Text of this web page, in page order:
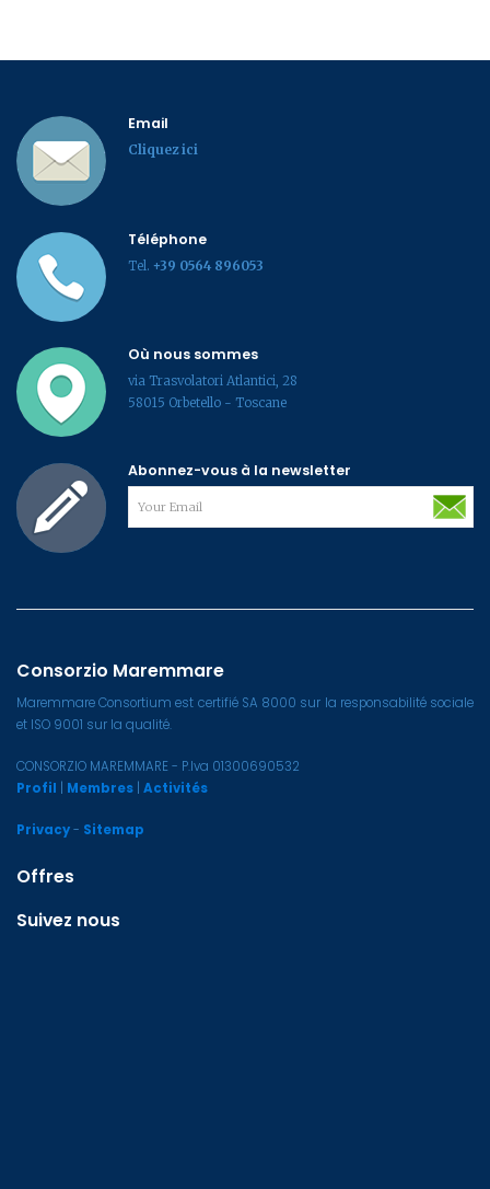
Email
Cliquez ici
Téléphone
Tel. +39 0564 896053
Où nous sommes
via Trasvolatori Atlantici, 28
58015 Orbetello - Toscane
Abonnez-vous à la newsletter
Consorzio Maremmare
Maremmare Consortium est certifié SA 8000 sur la responsabilité sociale
et ISO 9001 sur la qualité.
CONSORZIO MAREMMARE - P.Iva 01300690532
Profil
Membres Activités
Privacy- Sitemap
Offres
Suivez nous